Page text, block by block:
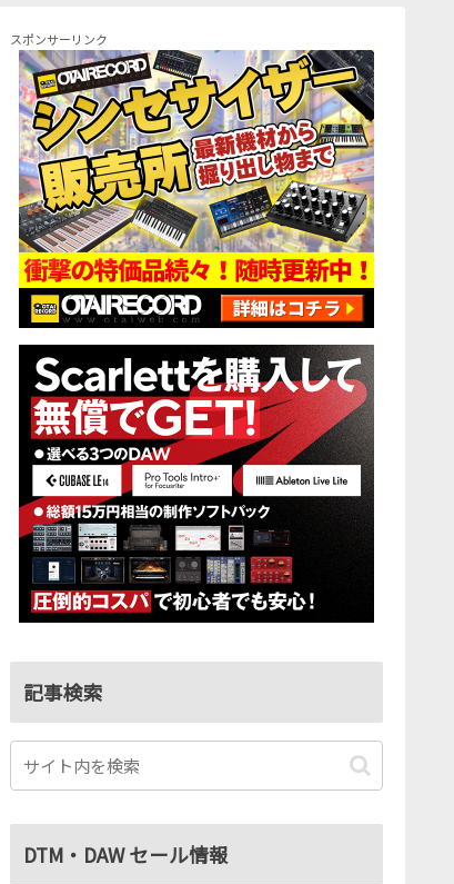
スポンサーリンク
記事検索
DTM・DAW セール情報